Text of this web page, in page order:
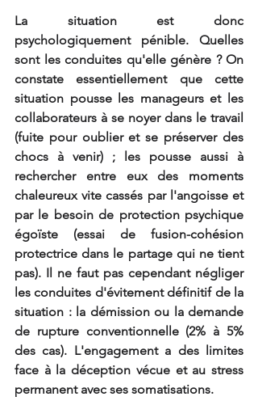
La situation est donc
psychologiquement pénible. Quelles
sont les conduites qu'elle génère ? On
constate essentiellement que cette
situation pousse les manageurs et les
collaborateurs à se noyer dans le travail
(fuite pour oublier et se préserver des
chocs à venir) ; les pousse aussi à
rechercher entre eux des moments
chaleureux vite cassés par l'angoisse et
par le besoin de protection psychique
égoïste (essai de fusion-cohésion
protectrice dans le partage qui ne tient
pas). Il ne faut pas cependant négliger
les conduites d'évitement définitif de la
situation : la démission ou la demande
de rupture conventionnelle (2% à 5%
des cas). L'engagement a des limites
face à la déception vécue et au stress
permanent avec ses somatisations.